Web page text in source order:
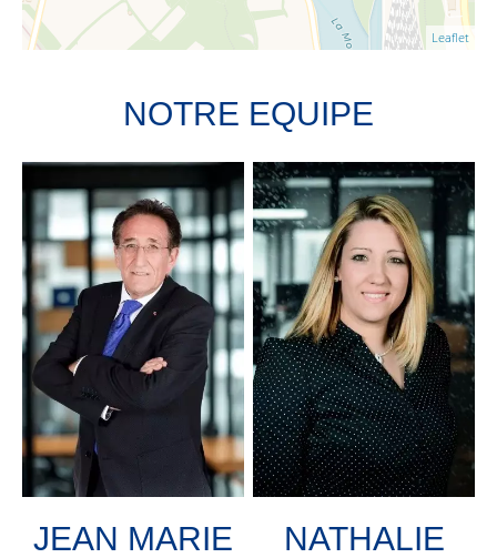
Leaflet
NOTRE EQUIPE
JEAN MARIE NATHALIE